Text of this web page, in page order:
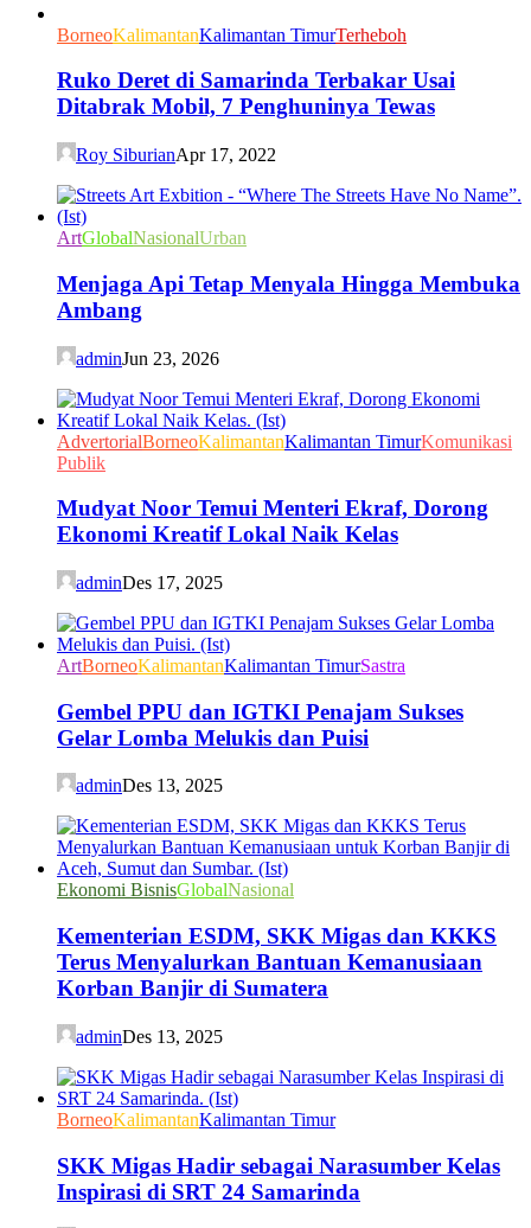
BorneoKalimantanKalimantan TimurTerheboh
Ruko Deret di Samarinda Terbakar Usai
Ditabrak Mobil, 7 Penghuninya Tewas
Roy SiburianApr 17, 2022
ArtGlobalNasionalUrban
Menjaga Api Tetap Menyala Hingga Membuka
Ambang
adminJun 23, 2026
AdvertorialBorneoKalimantanKalimantan TimurKomunikasi
Publik
Mudyat Noor Temui Menteri Ekraf, Dorong
Ekonomi Kreatif Lokal Naik Kelas
adminDes 17, 2025
ArtBorneoKalimantanKalimantan TimurSastra
Gembel PPU dan IGTKI Penajam Sukses
Gelar Lomba Melukis dan Puisi
adminDes 13, 2025
Ekonomi BisnisGlobalNasional
Kementerian ESDM, SKK Migas dan KKKS
Terus Menyalurkan Bantuan Kemanusiaan
Korban Banjir di Sumatera
adminDes 13, 2025
BorneoKalimantanKalimantan Timur
SKK Migas Hadir sebagai Narasumber Kelas
Inspirasi di SRT 24 Samarinda